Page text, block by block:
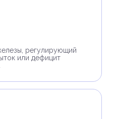
регулирующий
или дефицит